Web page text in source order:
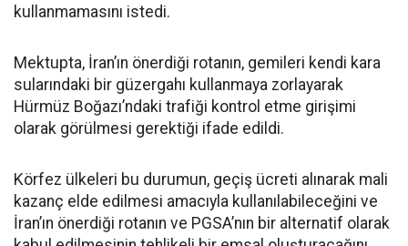
kullanmamasını istedi.
Mektupta, İran’ın önerdiği rotanın, gemileri kendi kara
sularındaki bir güzergahı kullanmaya zorlayarak
Hürmüz Boğazı’ndaki trafiği kontrol etme girişimi
olarak görülmesi gerektiği ifade edildi.
Körfez ülkeleri bu durumun, geçiş ücreti alınarak mali
kazanç elde edilmesi amacıyla kullanılabileceğini ve
İran’ın önerdiği rotanın ve PGSA’nın bir alternatif olarak